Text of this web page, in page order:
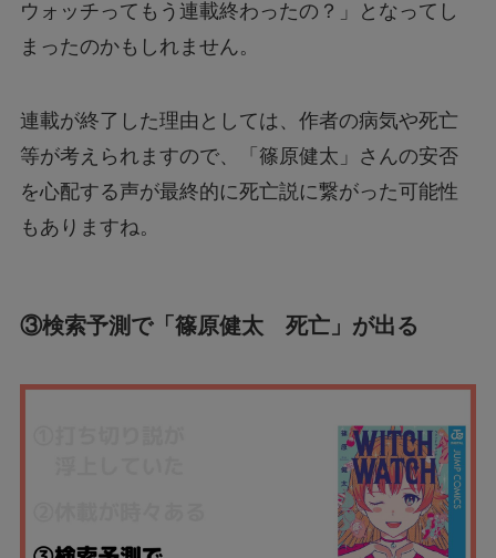
ウォッチってもう連載終わったの？」となってし
まったのかもしれません。
連載が終了した理由としては、作者の病気や死亡
等が考えられますので、「篠原健太」さんの安否
を心配する声が最終的に死亡説に繋がった可能性
もありますね。
③検索予測で「篠原健太 死亡」が出る